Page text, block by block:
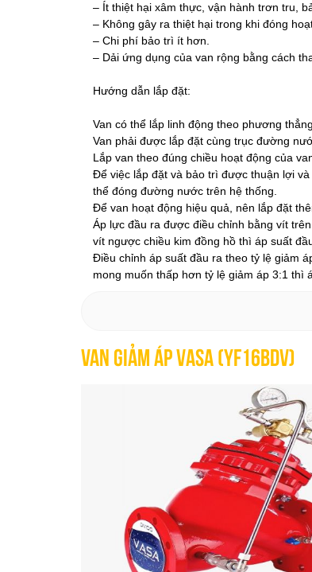
– Ít thiệt hại xâm thực, vận hành trơn tru,
– Không gây ra thiệt hại trong khi đóng
– Chi phí bảo trì ít hơn.
– Dải ứng dụng của van rộng bằng cách
Hướng dẫn lắp đặt:
Van có thể lắp linh động theo phương
Van phải được lắp đặt cùng trục đường
Lắp van theo đúng chiều hoạt động của
Để việc lắp đặt và bảo trì được thuận lợi
thể đóng đường nước trên hệ thống.
Để van hoạt động hiệu quả, nên lắp đặt
Áp lực đầu ra được điều chỉnh bằng vít
vít ngược chiều kim đồng hồ thì áp suất
Điều chỉnh áp suất đầu ra theo tỷ lệ giảm
mong muốn thấp hơn tỷ lệ giảm áp 3:1 thì
Van Giảm Áp VASA (YF16BDV)